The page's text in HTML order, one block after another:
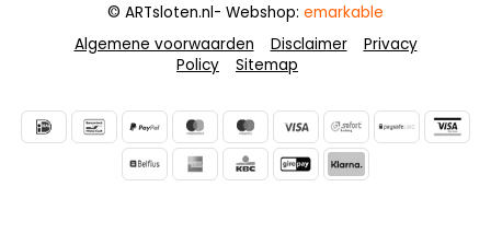
Algemene voorwaarden Disclaimer
Privacy
Policy
Sitemap
© ARTsloten.nl- Webshop: emarkable